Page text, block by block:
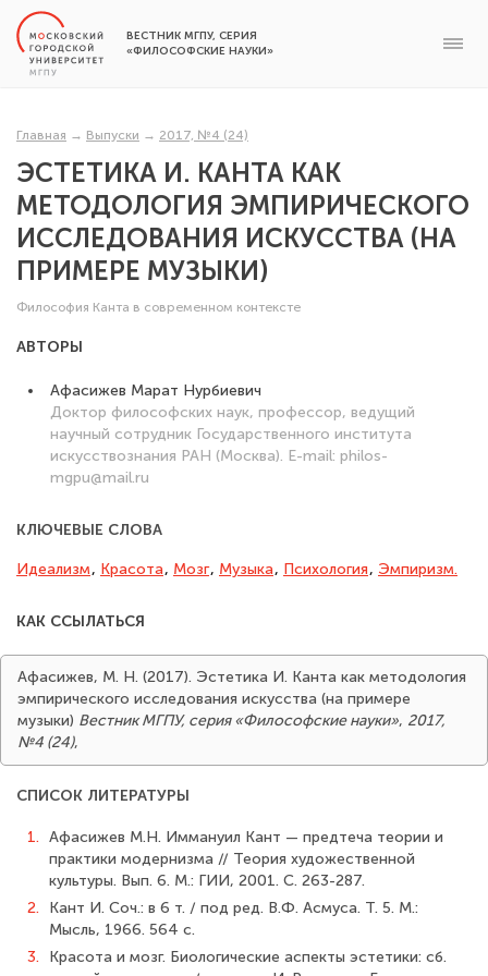
ВЕСТНИК МГПУ, СЕРИЯ
«ФИЛОСОФСКИЕ НАУКИ»
Главная → Выпуски → 2017, №4 (24)
ЭСТЕТИКА И. КАНТА КАК
МЕТОДОЛОГИЯ ЭМПИРИЧЕСКОГО
ИССЛЕДОВАНИЯ ИСКУССТВА (НА
ПРИМЕРЕ МУЗЫКИ)
Философия Канта в современном контексте
АВТОРЫ
Афасижев Марат Нурбиевич
Доктор философских наук, профессор, ведущий
научный сотрудник Государственного института
искусствознания РАН (Москва). E-mail: philos-
mgpu@mail.ru
КЛЮЧЕВЫЕ СЛОВА
Идеализм, Красота, Мозг, Музыка, Психология, Эмпиризм.
КАК ССЫЛАТЬСЯ
Афасижев, М. Н. (2017). Эстетика И. Канта как методология
эмпирического исследования искусства (на примере
музыки) Вестник МГПУ, серия «Философские науки», 2017,
№4 (24),
СПИСОК ЛИТЕРАТУРЫ
1. Афасижев М.Н. Иммануил Кант — предтеча теории и
практики модерниз­ма // Теория художественной
культуры. Вып. 6. М.: ГИИ, 2001. С. 263-287.
2.
Кант И. Соч.: в 6 т. / под ред. В.Ф. Асмуса. Т. 5. М.:
Мысль, 1966. 564 с.
3.
Красота и мозг. Биологические аспекты эстетики: сб.